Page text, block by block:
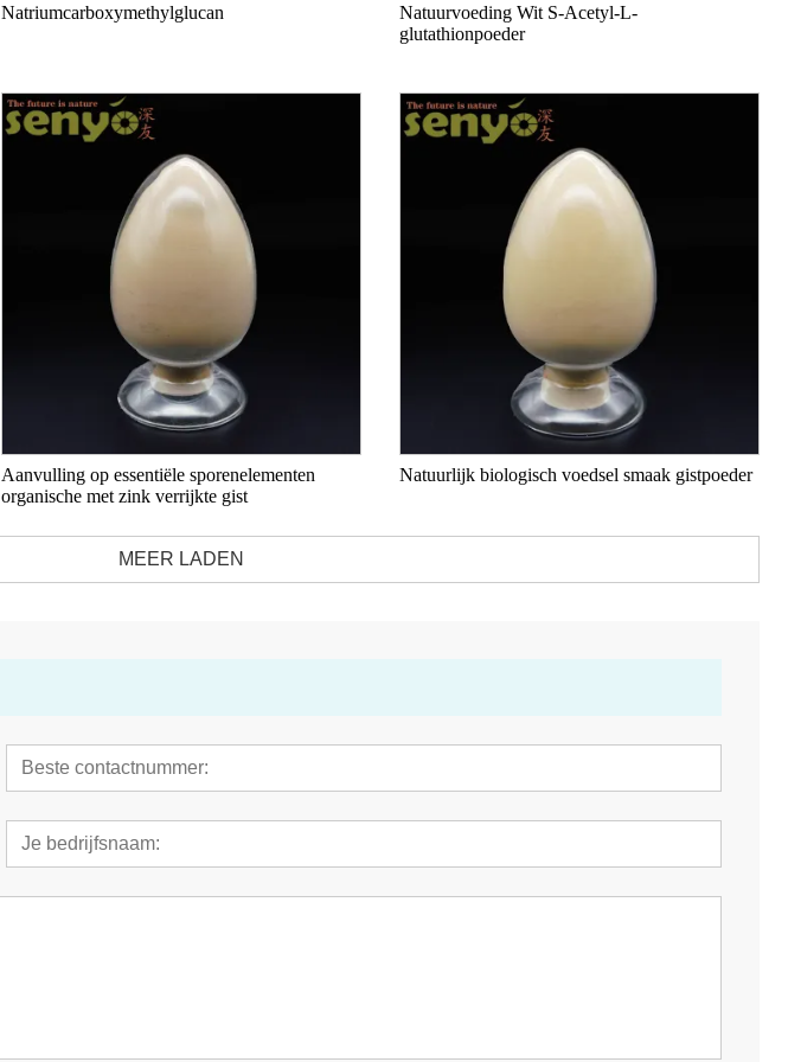
Natriumcarboxymethylglucan
Natuurvoeding Wit S-Acetyl-L-
glutathionpoeder
Aanvulling op essentiële sporenelementen
organische met zink verrijkte gist
Natuurlijk biologisch voedsel smaak gistpoeder
MEER LADEN